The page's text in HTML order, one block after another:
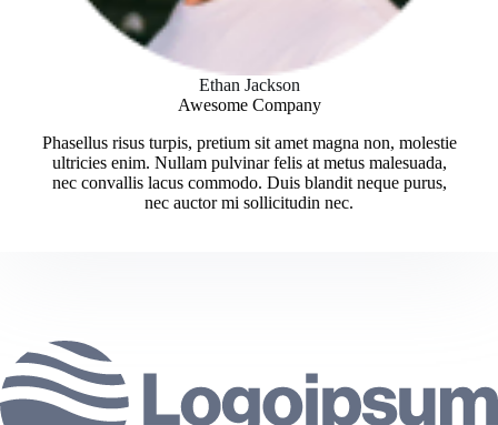
Ethan Jackson
Awesome Company
Phasellus risus turpis, pretium sit amet magna non, molestie
ultricies enim. Nullam pulvinar felis at metus malesuada,
nec convallis lacus commodo. Duis blandit neque purus,
nec auctor mi sollicitudin nec.